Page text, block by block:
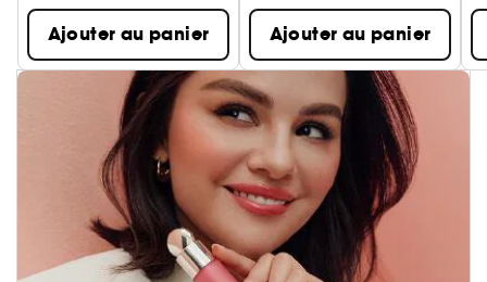
Ajouter au panier Ajouter au panier